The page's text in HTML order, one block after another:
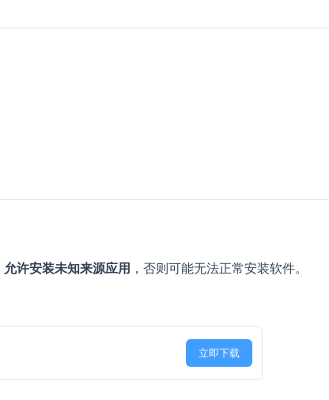
允许安装未知来源应用 ，否则可能无法正常安装软件。
立即下载